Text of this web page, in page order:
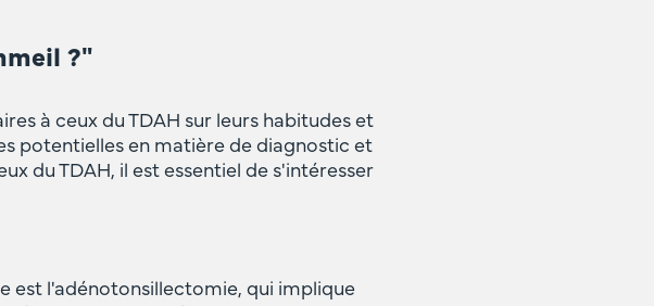
?"
à ceux du TDAH sur leurs habitudes et
potentielles en matière de diagnostic et
du TDAH, il est essentiel de s'intéresser
est l'adénotonsillectomie, qui implique